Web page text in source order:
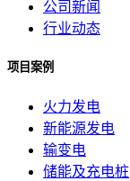
公司新闻
行业动态
项目案例
火力发电
新能源发电
输变电
储能及充电桩